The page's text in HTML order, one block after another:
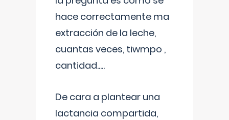
hace correctamente ma
extracción de la leche,
cuantas veces, tiwmpo ,
cantidad.....
De cara a plantear una
lactancia compartida,